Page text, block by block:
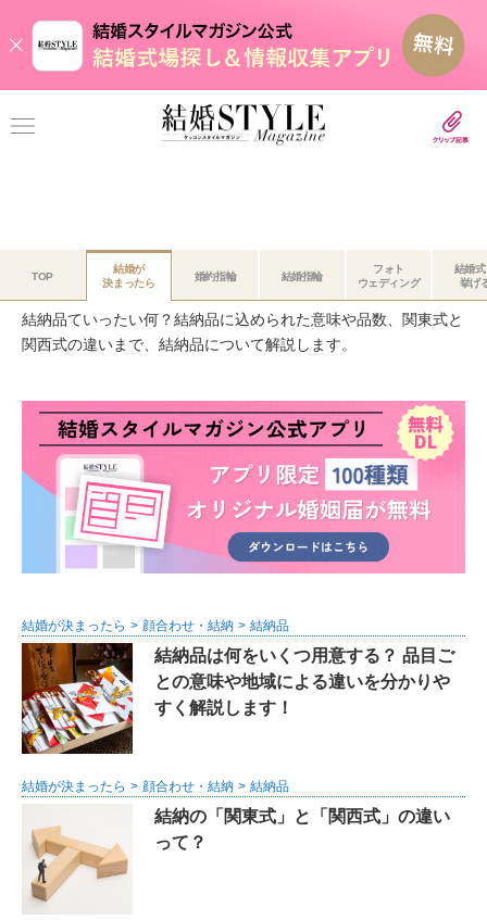
TOP
結婚が
決まったら
婚約指輪 結婚指輪
フォト
ウェディング
結婚
挙げ
結納品
結納品ていったい何？結納品に込められた意味や品数、関東式と
関西式の違いまで、結納品について解説します。
結婚が決まったら 顔合わせ・結納 結納品
結納品は何をいくつ用意する？ 品目ご
との意味や地域による違いを分かりや
すく解説します！
結婚が決まったら 顔合わせ・結納 結納品
結納の「関東式」と「関西式」の違い
って？